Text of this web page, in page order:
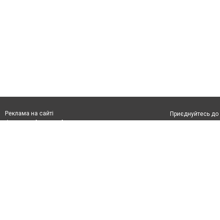
Реклама на сайті
Франшиза "CitySites"
Приєднуйтесь до